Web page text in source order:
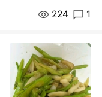
224 1